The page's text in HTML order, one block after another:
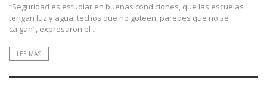
“Seguridad es estudiar en buenas condiciones, que las escuelas
tengan luz y agua, techos que no goteen, paredes que no se
caigan”, expresaron el ...
LEE MAS